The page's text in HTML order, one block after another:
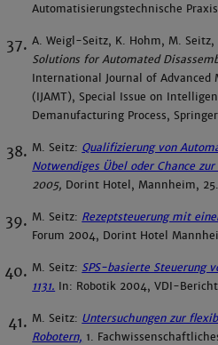
Automatisierungstechnische
A. Weigl-Seitz, K. Hohm, M. Seitz,
Solutions for Automated
International Journal of Advanced
(IJAMT), Special Issue on
Demanufacturing Process,
M. Seitz: Qualifizierung von
Notwendiges Übel oder Chance
2005, Dorint Hotel, Mannheim,
M. Seitz: Rezeptsteuerung mit
Forum 2004, Dorint Hotel
M. Seitz: SPS-basierte Steuerung
1131. In: Robotik 2004, VDI-
M. Seitz: Untersuchungen zur
Robotern, 1.